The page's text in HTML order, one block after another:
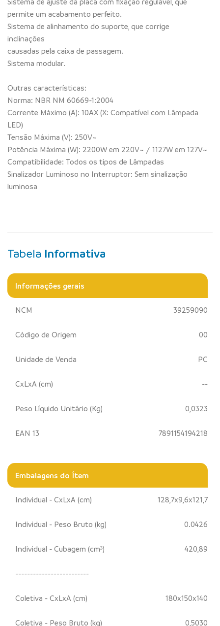
permite um acabamento perfeito.
Sistema de alinhamento do suporte, que corrige
inclinações
causadas pela caixa de passagem.
Sistema modular.
Outras características:
Norma: NBR NM 60669-1:2004
Corrente Máximo (A): 10AX (X: Compatível com Lâmpada
LED)
Tensão Máxima (V): 250V~
Potência Máxima (W): 2200W em 220V~ / 1127W em 127V~
Compatibilidade: Todos os tipos de Lâmpadas
Sinalizador Luminoso no Interruptor: Sem sinalização
luminosa
Tabela Informativa
Informações gerais
NCM 39259090
Código de Origem 00
Unidade de Venda PC
CxLxA (cm) --
Peso Líquido Unitário (Kg) 0,0323
EAN 13 7891154194218
Embalagens do Ítem
Individual - CxLxA (cm) 128,7x9,6x121,7
Individual - Peso Bruto (kg) 0.0426
Individual - Cubagem (cm³) 420,89
-------------------------
Coletiva - CxLxA (cm) 180x150x140
Coletiva - Peso Bruto (kg) 0,5030